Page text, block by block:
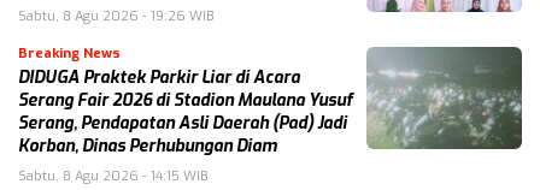
Sabtu, 8 Agu 2026 - 19:26 WIB
Breaking News
DIDUGA Praktek Parkir Liar di Acara
Serang Fair 2026 di Stadion Maulana Yusuf
Serang, Pendapatan Asli Daerah (Pad) Jadi
Korban, Dinas Perhubungan Diam
Sabtu, 8 Agu 2026 - 14:15 WIB